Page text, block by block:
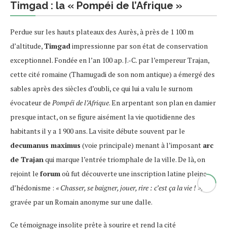
Timgad : la « Pompéi de l’Afrique »
Perdue sur les hauts plateaux des Aurès, à près de 1 100 m
d’altitude,Timgadimpressionne par son état de conservation
exceptionnel. Fondée en l’an 100 ap. J.-C. par l’empereur Trajan,
cette cité romaine (Thamugadi de son nom antique) a émergé des
sables après des siècles d’oubli, ce qui lui a valu le surnom
évocateur de Pompéi de l’Afrique. En arpentant son plan en damier
presque intact, on se figure aisément la vie quotidienne des
habitants il y a 1 900 ans. La visite débute souvent par le
decumanus maximus (voie principale) menant à l’imposant arc
de Trajanqui marque l’entrée triomphale de la ville. De là, on
rejoint le forumoù fut découverte une inscription latine pleine
d’hédonisme : « Chasser, se baigner, jouer, rire : c’est ça la vie ! »,
gravée par un Romain anonyme sur une dalle​.
Ce témoignage insolite prête à sourire et rend la cité